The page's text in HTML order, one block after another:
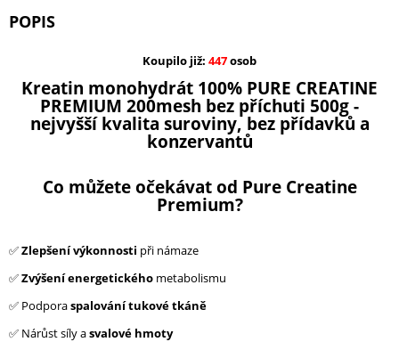
POPIS
Koupilo již: 447osob
Kreatin monohydrát 100% PURE CREATINE
PREMIUM 200mesh bez příchuti 500g -
nejvyšší kvalita suroviny, bez přídavků a
konzervantů
Co můžete očekávat od Pure Creatine
Premium?
✅Zlepšení výkonnosti při námaze
✅Zvýšení energetického metabolismu
✅ Podporaspalování tukové tkáně
✅ Nárůst síly asvalové hmoty